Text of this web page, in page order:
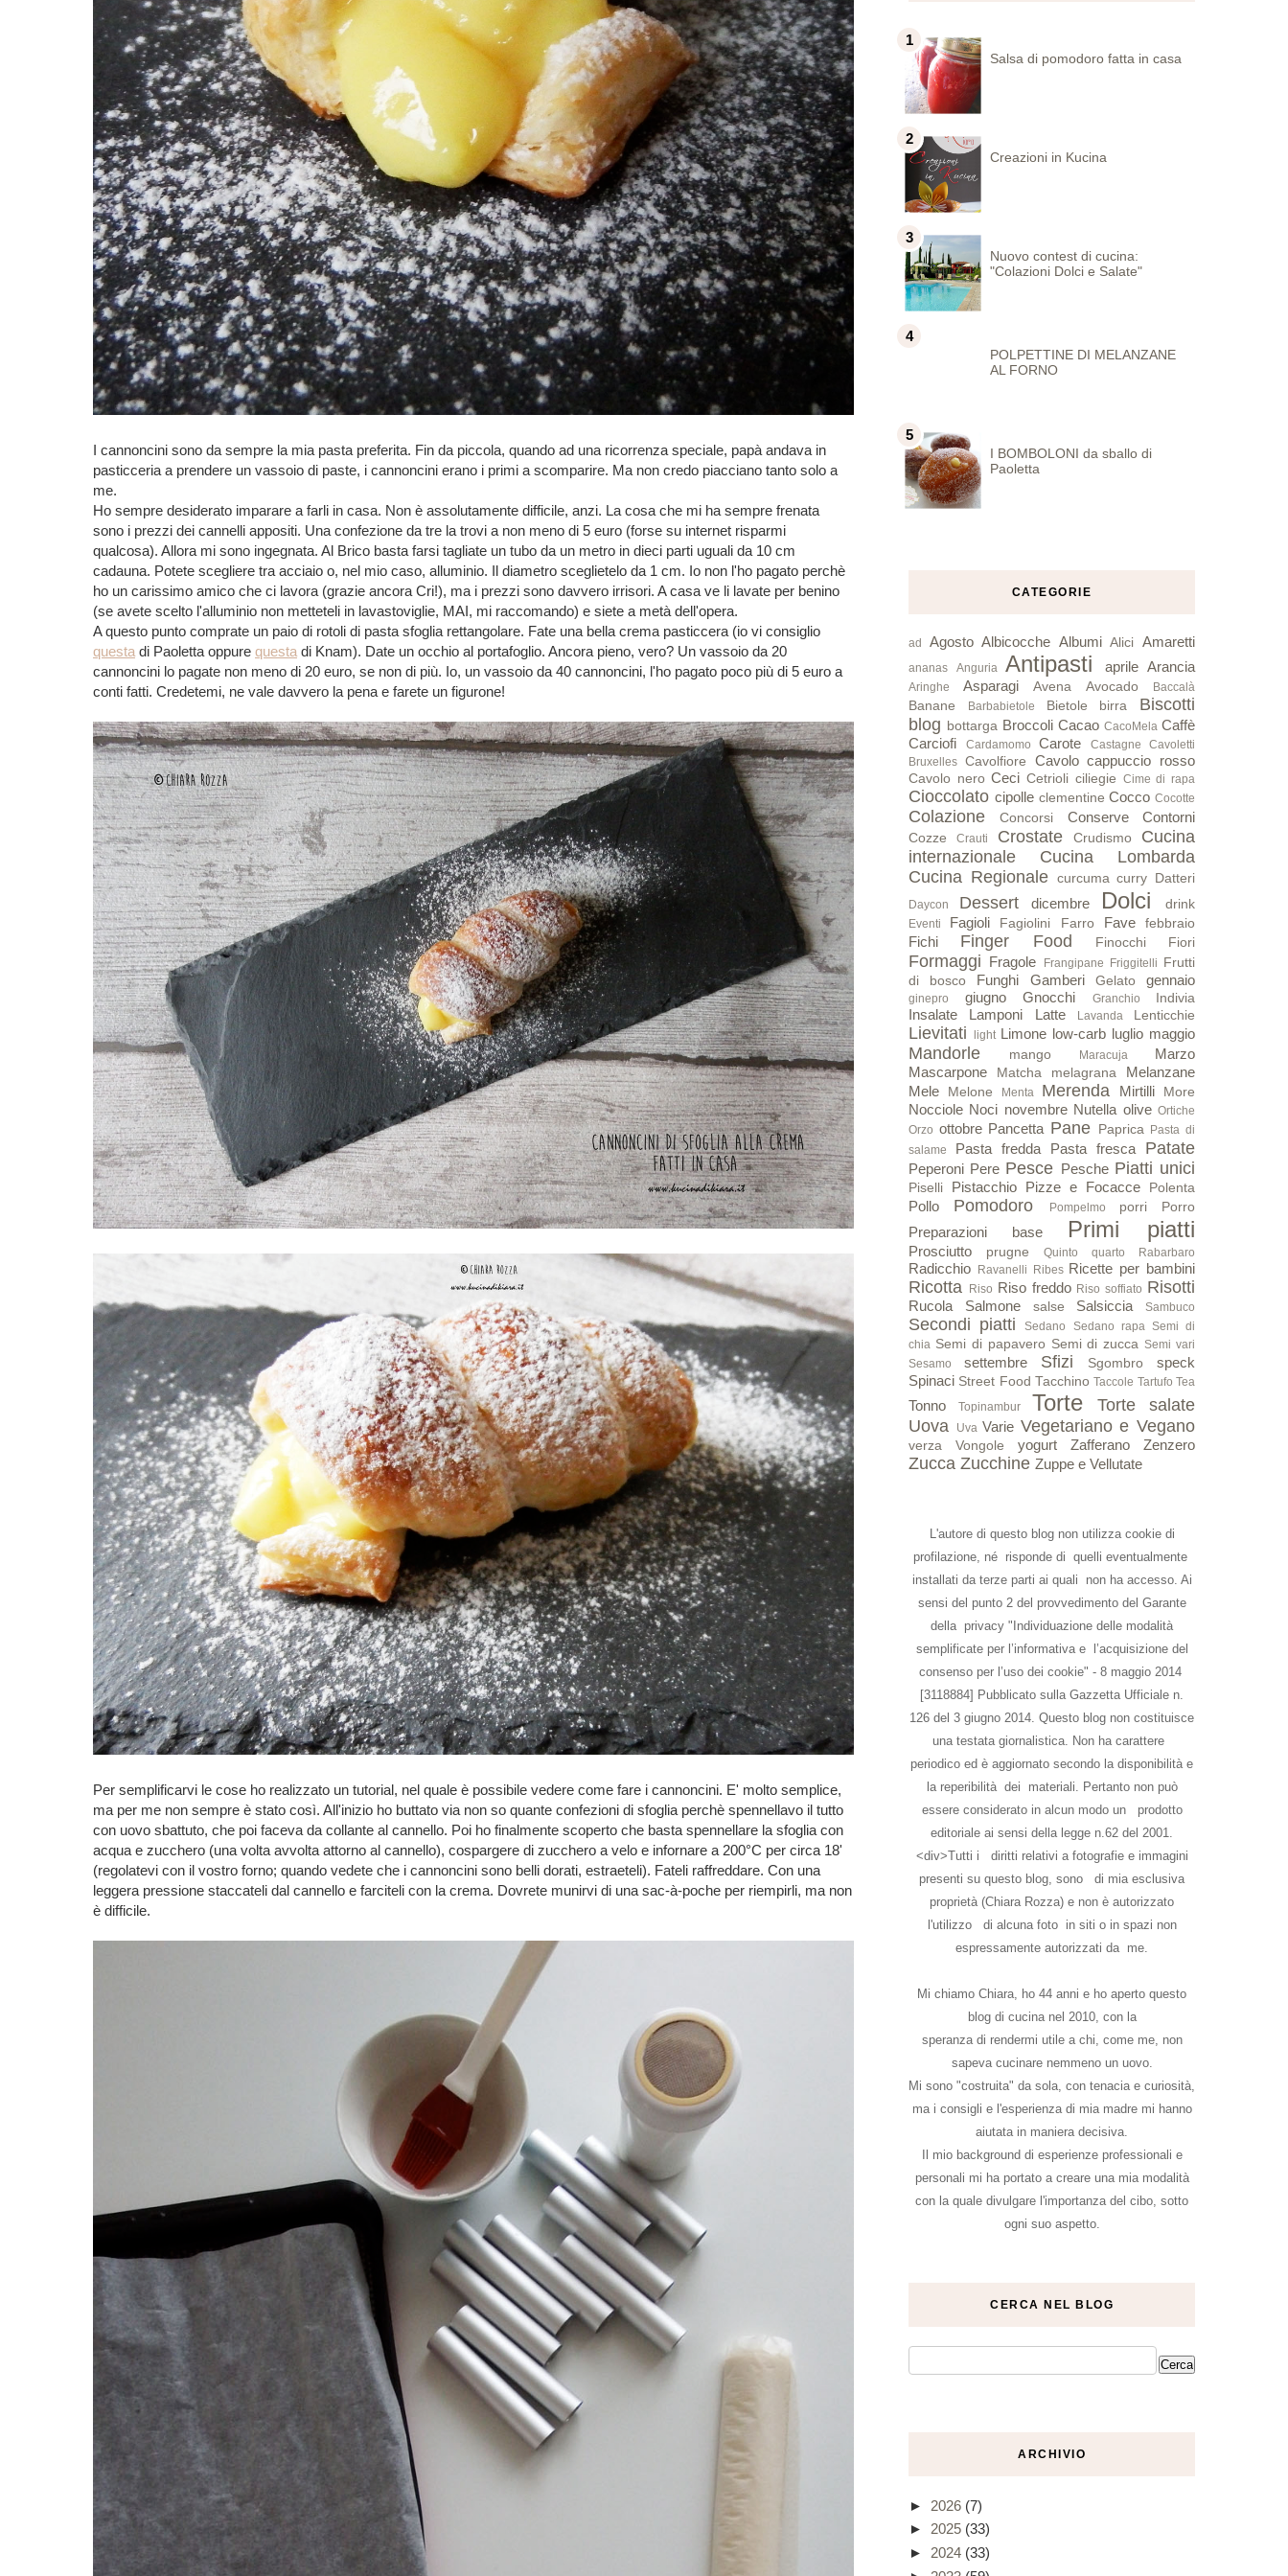
I cannoncini sono da sempre la mia pasta preferita. Fin da piccola, quando ad una ricorrenza speciale, papà andava in
pasticceria a prendere un vassoio di paste, i cannoncini erano i primi a scomparire. Ma non credo piacciano tanto solo a
me.
Ho sempre desiderato imparare a farli in casa. Non è assolutamente difficile, anzi. La cosa che mi ha sempre frenata
sono i prezzi dei cannelli appositi. Una confezione da tre la trovi a non meno di 5 euro (forse su internet risparmi
qualcosa). Allora mi sono ingegnata. Al Brico basta farsi tagliate un tubo da un metro in dieci parti uguali da 10 cm
cadauna. Potete scegliere tra acciaio o, nel mio caso, alluminio. Il diametro sceglietelo da 1 cm. Io non l'ho pagato perchè
ho un carissimo amico che ci lavora (grazie ancora Cri!), ma i prezzi sono davvero irrisori. A casa ve li lavate per benino
(se avete scelto l'alluminio non metteteli in lavastoviglie, MAI, mi raccomando) e siete a metà dell'opera.
A questo punto comprate un paio di rotoli di pasta sfoglia rettangolare. Fate una bella crema pasticcera (io vi consiglio
questa di Paoletta oppure questa di Knam). Date un occhio al portafoglio. Ancora pieno, vero? Un vassoio da 20
cannoncini lo pagate non meno di 20 euro, se non di più. Io, un vassoio da 40 cannoncini, l'ho pagato poco più di 5 euro a
conti fatti. Credetemi, ne vale davvero la pena e farete un figurone!
Per semplificarvi le cose ho realizzato un tutorial, nel quale è possibile vedere come fare i cannoncini. E' molto semplice,
ma per me non sempre è stato così. All'inizio ho buttato via non so quante confezioni di sfoglia perchè spennellavo il tutto
con uovo sbattuto, che poi faceva da collante al cannello. Poi ho finalmente scoperto che basta spennellare la sfoglia con
acqua e zucchero (una volta avvolta attorno al cannello), cospargere di zucchero a velo e infornare a 200°C per circa 18'
(regolatevi con il vostro forno; quando vedete che i cannoncini sono belli dorati, estraeteli). Fateli raffreddare. Con una
leggera pressione staccateli dal cannello e farciteli con la crema. Dovrete munirvi di una sac-à-poche per riempirli, ma non
è difficile.
Salsa di pomodoro fatta in casa
Creazioni in Kucina
Nuovo contest di cucina:
"Colazioni Dolci e Salate"
POLPETTINE DI MELANZANE
AL FORNO
I BOMBOLONI da sballo di
Paoletta
CATEGORIE
ad Agosto Albicocche Albumi Alici Amaretti
ananas Anguria Antipasti aprile Arancia
Aringhe Asparagi Avena Avocado Baccalà
Banane Barbabietole Bietole birra
Biscotti
blog bottarga Broccoli Cacao CacoMela Caffè
Carciofi
Cardamomo Carote Castagne
Cavoletti
Bruxelles Cavolfiore Cavolo cappuccio rosso
Cavolo nero Ceci Cetrioli ciliegie Cime di rapa
Cioccolato cipolle clementine Cocco Cocotte
Colazione Concorsi Conserve Contorni
Cozze Crauti Crostate Crudismo
Cucina
internazionale
Cucina Lombarda
Cucina Regionale
curcuma curry Datteri
Daycon Dessert dicembre Dolci drink
Eventi Fagioli Fagiolini Farro Fave febbraio
Fichi Finger Food Finocchi Fiori
Formaggi Fragole Frangipane Friggitelli Frutti
di bosco
Funghi Gamberi Gelato gennaio
ginepro giugno Gnocchi Granchio Indivia
Insalate Lamponi Latte Lavanda Lenticchie
Lievitati light Limone low-carb luglio maggio
Mandorle mango Maracuja
Marzo
Mascarpone
Matcha melagrana
Melanzane
Mele
Melone Menta Merenda Mirtilli More
Nocciole Noci novembre Nutella olive Ortiche
Orzo ottobre Pancetta Pane Paprica Pasta di
salame
Pasta fredda Pasta fresca Patate
Peperoni Pere Pesce Pesche Piatti unici
Piselli Pistacchio Pizze e Focacce Polenta
Pollo Pomodoro Pompelmo porri Porro
Preparazioni base Primi piatti
Prosciutto prugne Quinto quarto Rabarbaro
Radicchio Ravanelli Ribes Ricette per bambini
Ricotta Riso Riso freddo Riso soffiato Risotti
Rucola Salmone salse Salsiccia Sambuco
Secondi piatti Sedano Sedano rapa Semi di
chia Semi di papavero Semi di zucca Semi vari
Sesamo
settembre Sfizi Sgombro
speck
Spinaci Street Food Tacchino Taccole Tartufo Tea
Tonno Topinambur Torte
Torte salate
Uova
Uva Varie Vegetariano e Vegano
verza Vongole yogurt Zafferano Zenzero
Zucca Zucchine Zuppe e Vellutate
L'autore di questo blog non utilizza cookie di
profilazione, né risponde di quelli eventualmente
installati da terze parti ai quali non ha accesso. Ai
sensi del punto 2 del provvedimento del Garante
della privacy "Individuazione delle modalità
semplificate per l’informativa e l’acquisizione del
consenso per l’uso dei cookie" - 8 maggio 2014
[3118884] Pubblicato sulla Gazzetta Ufficiale n.
126 del 3 giugno 2014. Questo blog non costituisce
una testata giornalistica. Non ha carattere
periodico ed è aggiornato secondo la disponibilità e
la reperibilità dei materiali. Pertanto non può
essere considerato in alcun modo un prodotto
editoriale ai sensi della legge n.62 del 2001.
<div>Tutti i diritti relativi a fotografie e immagini
presenti su questo blog, sono di mia esclusiva
proprietà (Chiara Rozza) e non è autorizzato
l'utilizzo di alcuna foto in siti o in spazi non
espressamente autorizzati da me.
Mi chiamo Chiara, ho 44 anni e ho aperto questo
blog di cucina nel 2010, con la
speranza di rendermi utile a chi, come me, non
sapeva cucinare nemmeno un uovo.
Mi sono "costruita" da sola, con tenacia e curiosità,
ma i consigli e l'esperienza di mia madre mi hanno
aiutata in maniera decisiva.
Il mio background di esperienze professionali e
personali mi ha portato a creare una mia modalità
con la quale divulgare l'importanza del cibo, sotto
ogni suo aspetto.
CERCA NEL BLOG
ARCHIVIO
► 2026 (7)
► 2025 (33)
► 2024 (33)